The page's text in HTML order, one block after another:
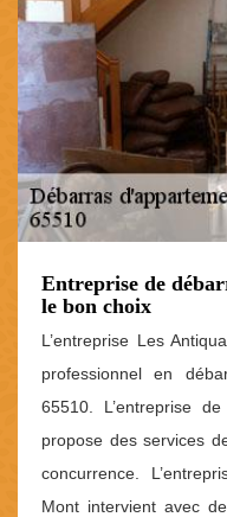
Entreprise de
le bon choix
L’entreprise Les
professionnel en
65510. L’entreprise
propose des services
concurrence.
Mont intervient avec